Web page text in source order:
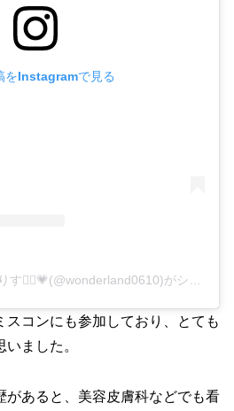
をInstagramで見る
スコンにも参加しており、とても
ました。
があると、美容皮膚科などでも看